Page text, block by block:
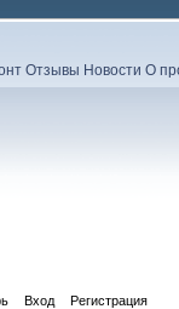
Отзывы Новости О
Вход Регистрация